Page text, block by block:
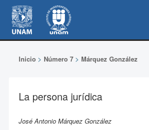
Inicio> Número 7> Márquez González
La persona jurídica
José Antonio Márquez González